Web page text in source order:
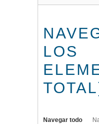
LOS
Navegar todo